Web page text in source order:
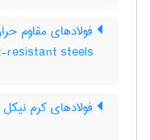
فولادهای مقاوم
resistant steels
فولادهای کرم نیکل